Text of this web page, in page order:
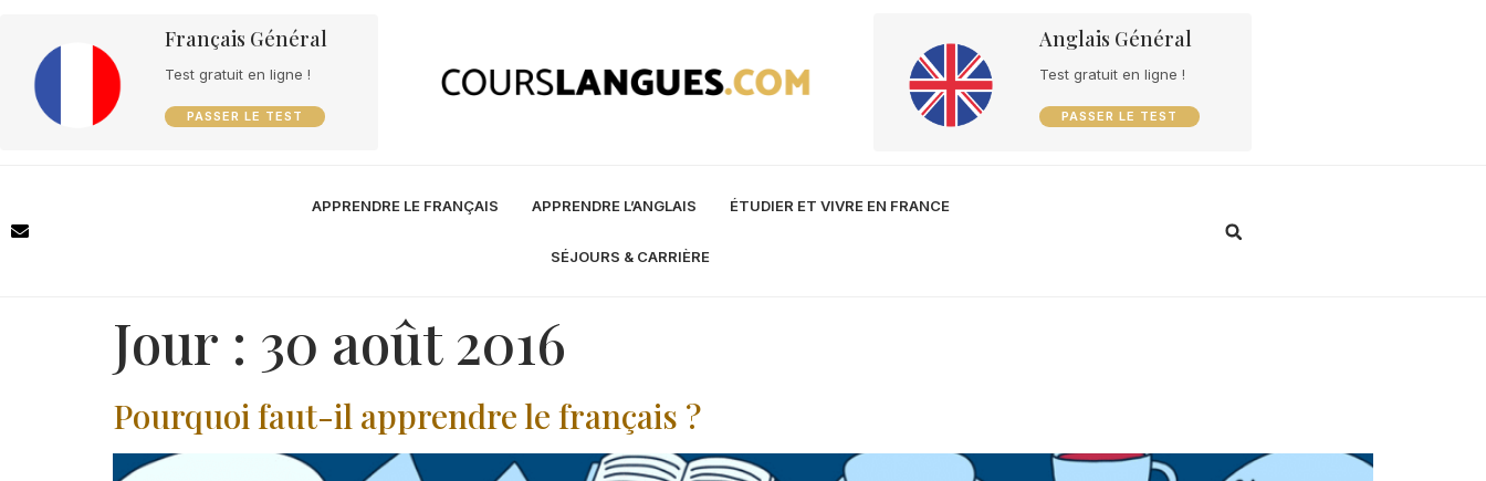
Français Général
Test gratuit en ligne !
PASSER LE TEST
Anglais Général
Test gratuit en ligne !
PASSER LE TEST
APPRENDRE LE FRANÇAIS APPRENDRE L’ANGLAIS ÉTUDIER ET VIVRE EN FRANCE
SÉJOURS & CARRIÈRE
Jour : 30 août 2016
Pourquoi faut-il apprendre le français ?